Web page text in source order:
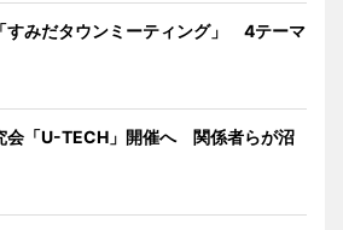
すみだタウンミーティング」 4テーマ
会「U-TECH」開催へ 関係者らが沼